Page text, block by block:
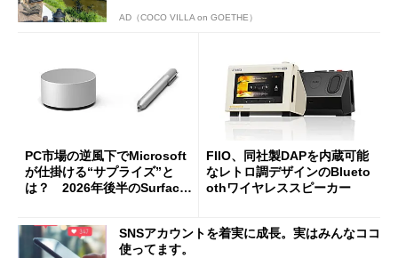
AD（COCO VILLA on GOETHE）
PC市場の逆風下でMicrosoft
が仕掛ける“サプライズ”と
は？ 2026年後半のSurface
FIIO、同社製DAPを内蔵可能
なレトロ調デザインのBlueto
othワイヤレススピーカー
SNSアカウントを着実に成長。実はみんなココ
使ってます。